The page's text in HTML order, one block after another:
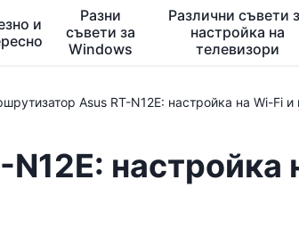
и
Разни
съвети за
Windows
Различни съвети
настройка на
телевизори
Asus RT-N12E: настройка на Wi-Fi и
настройка